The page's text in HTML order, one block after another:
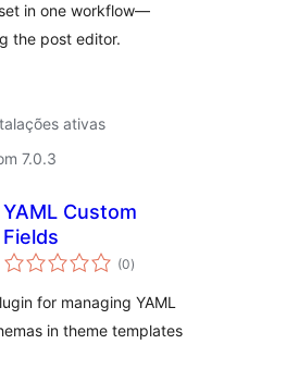
in one workflow—
the post editor.
ativas
7.0.3
YAML Custom
Fields
(0total
de
)
for managing YAML
in theme templates